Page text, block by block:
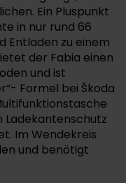
Ein Pluspunkt
in nur rund 66
Entladen zu einem
der Fabia einen
und ist
Formel bei Škoda
Ladekantenschutz
Im Wendekreis
und benötigt